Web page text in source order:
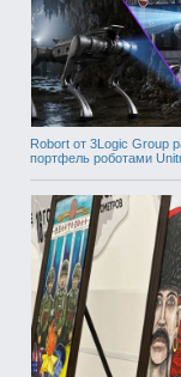
Robort от 3Logic Group
портфель роботами